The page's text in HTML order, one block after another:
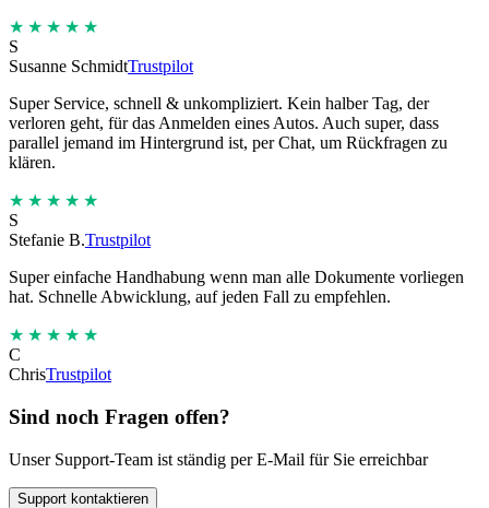
★★★★★
S
Susanne SchmidtTrustpilot
Super Service, schnell & unkompliziert. Kein halber Tag, der
verloren geht, für das Anmelden eines Autos. Auch super, dass
parallel jemand im Hintergrund ist, per Chat, um Rückfragen zu
klären.
★★★★★
S
Stefanie B.Trustpilot
Super einfache Handhabung wenn man alle Dokumente vorliegen
hat. Schnelle Abwicklung, auf jeden Fall zu empfehlen.
★★★★★
C
ChrisTrustpilot
Sind noch Fragen offen?
Unser Support-Team ist ständig per E-Mail für Sie erreichbar
Support kontaktieren